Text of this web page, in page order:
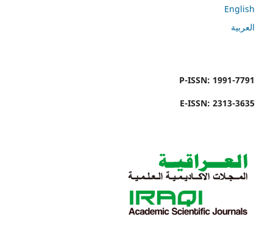
English
العربية
P-ISSN: 1991-7791
E-ISSN: 2313-3635